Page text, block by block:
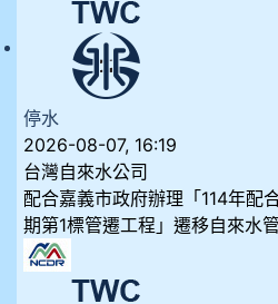
停水
2026-08-07, 16:19
台灣自來水公司
配合嘉義市政府辦理「114年配
期第1標管遷工程」遷移自來水